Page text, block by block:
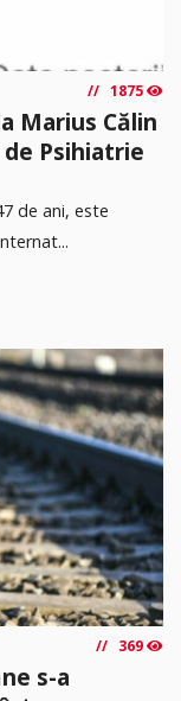
1875
Marius Călin
Psihiatrie
de ani, este
369
s-a